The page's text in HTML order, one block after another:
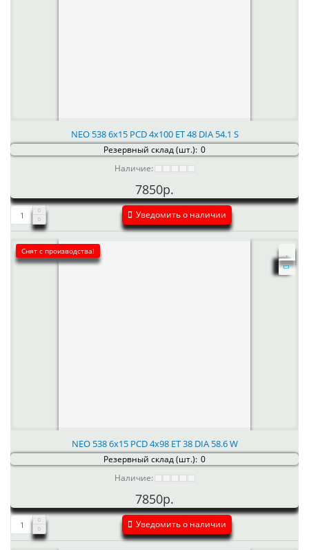
NEO 538 6x15 PCD 4x100 ET 48 DIA 54.1 S
Резервный склад (шт.): 0
Наличие:
7850р.
Уведомить о наличии
Снят с производства!
NEO 538 6x15 PCD 4x98 ET 38 DIA 58.6 W
Резервный склад (шт.): 0
Наличие:
7850р.
Уведомить о наличии